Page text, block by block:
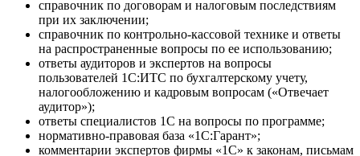
справочник по договорам и налоговым последствиям
при их заключении;
справочник по контрольно-кассовой технике и ответы
на распространенные вопросы по ее использованию;
ответы аудиторов и экспертов на вопросы
пользователей 1C:ИТС по бухгалтерскому учету,
налогообложению и кадровым вопросам («Отвечает
аудитор»);
ответы специалистов 1С на вопросы по программе;
нормативно-правовая база «1С:Гарант»;
комментарии экспертов фирмы «1С» к законам, письмам